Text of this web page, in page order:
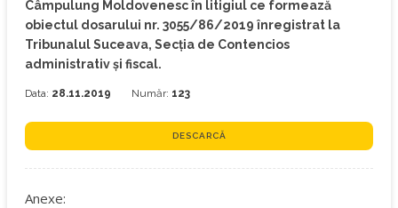
Câmpulung Moldovenesc în litigiul ce formează
obiectul dosarului nr. 3055/86/2019 înregistrat la
Tribunalul Suceava, Secția de Contencios
administrativ și fiscal.
Data: 28.11.2019 Număr: 123
DESCARCĂ
Anexe: